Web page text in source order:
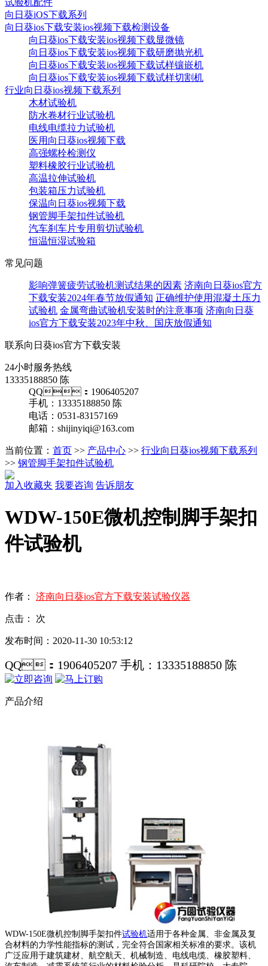
向日葵iOS下载系列
向日葵ios下载安装ios视频下载检测设备
向日葵ios下载安装ios视频下载显微镜
向日葵ios下载安装ios视频下载研磨抛光机
向日葵ios下载安装ios视频下载试样镶嵌机
向日葵ios下载安装ios视频下载试样切割机
行业向日葵ios视频下载系列
木材试验机
防水卷材行业试验机
电线电缆拉力试验机
医用向日葵ios视频下载
高强螺栓检测仪
塑料橡胶行业试验机
高温拉伸试验机
包装箱压力试验机
保温向日葵ios视频下载
钢管脚手架扣件试验机
汽车刹车片专用剪切试验机
恒温恒湿试验箱
常见问题
影响弹簧疲劳试验机测试结果的因素 济南向日葵ios官方
下载安装2024年春节放假通知 正确维护使用混凝土压力
试验机 金属弯曲试验机安装时的注意事项 济南向日葵
ios官方下载安装2023年中秋、国庆放假通知
联系向日葵ios官方下载安装
24小时服务热线
13335188850 陈
QQ：1906405207
手机：13335188850 陈
电话：0531-83157169
邮箱：shijinyiqi@163.com
当前位置： 首页 >> 产品中心 >> 行业向日葵ios视频下载系列
>> 钢管脚手架扣件试验机
加入收藏夹 我要咨询 告诉朋友
WDW-150E微机控制脚手架扣
件试验机
作者： 济南向日葵ios官方下载安装试验仪器
点击： 次
发布时间：2020-11-30 10:53:12
QQ：1906405207 手机：13335188850 陈
产品介绍
WDW-150E微机控制脚手架扣件试验机适用于各种金属、非金属及复
合材料的力学性能指标的测试，完全符合国家相关标准的要求。该机
广泛应用于建筑建材、航空航天、机械制造、电线电缆、橡胶塑料、